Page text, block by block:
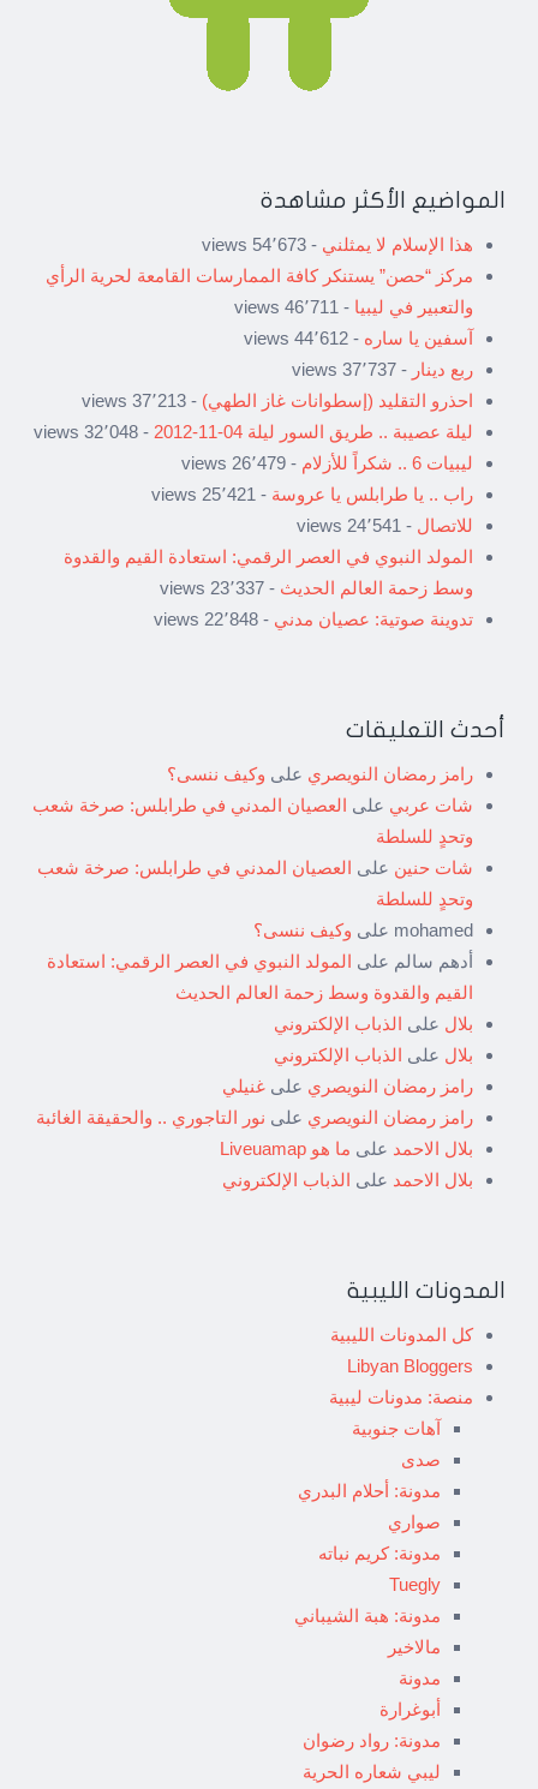
المواضيع الأكثر مشاهدة
هذا الإسلام لا يمثلني - 54٬673 views
مركز “حصن” يستنكر كافة الممارسات القامعة لحرية الرأي
والتعبير في ليبيا - 46٬711 views
آسفين يا ساره - 44٬612 views
ربع دينار - 37٬737 views
احذرو التقليد (إسطوانات غاز الطهي) - 37٬213 views
ليلة عصيبة .. طريق السور ليلة 04-11-2012
- 32٬048 views
ليبيات 6 .. شكراً للأزلام
- 26٬479 views
راب .. يا طرابلس يا عروسة - 25٬421 views
للاتصال - 24٬541 views
المولد النبوي في العصر الرقمي: استعادة القيم والقدوة
وسط زحمة العالم الحديث - 23٬337 views
تدوينة صوتية: عصيان مدني - 22٬848 views
أحدث التعليقات
رامز رمضان النويصري على وكيف ننسى؟
شات عربي على العصيان المدني في طرابلس: صرخة شعب
وتحدٍ للسلطة
شات حنين على العصيان المدني في طرابلس: صرخة شعب
وتحدٍ للسلطة
mohamed على وكيف ننسى؟
أدهم سالم على المولد النبوي في العصر الرقمي: استعادة
القيم والقدوة وسط زحمة العالم الحديث
بلال على الذباب الإلكتروني
بلال على الذباب الإلكتروني
رامز رمضان النويصري على غنيلي
رامز رمضان النويصري على نور التاجوري .. والحقيقة الغائبة
بلال الاحمد على ما هو Liveuamap
بلال الاحمد على الذباب الإلكتروني
المدونات الليبية
كل المدونات الليبية
Libyan Bloggers
منصة: مدونات ليبية
آهات جنوبية
صدى
مدونة: أحلام البدري
صواري
مدونة: كريم نباته
Tuegly
مدونة: هبة الشيباني
مالاخير
مدونة
أبوغرارة
مدونة: رواد رضوان
ليبي شعاره الحرية